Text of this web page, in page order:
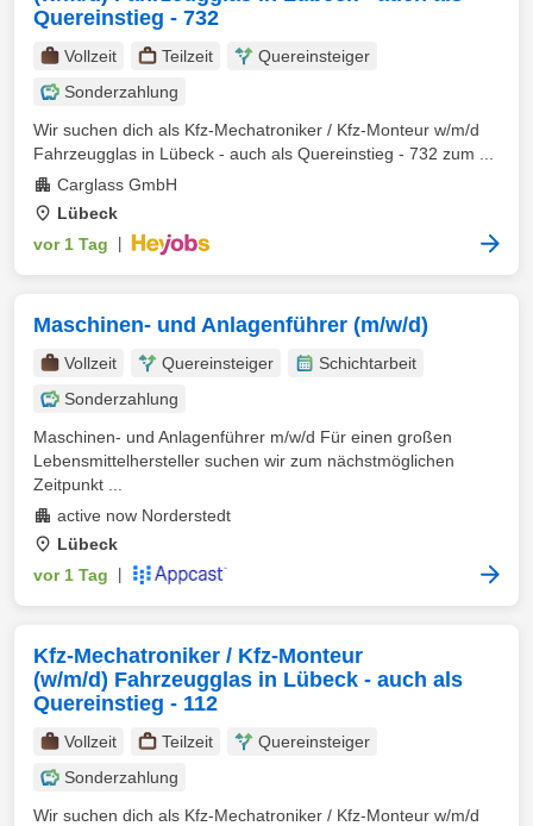
Quereinstieg - 732
Vollzeit Teilzeit
Quereinsteiger
Sonderzahlung
Wir suchen dich als Kfz-Mechatroniker / Kfz-Monteur w/m/d
Fahrzeugglas in Lübeck - auch als Quereinstieg - 732 zum ...
Carglass GmbH
Lübeck
vor 1 Tag
Maschinen- und Anlagenführer (m/w/d)
Vollzeit Quereinsteiger
Schichtarbeit
Sonderzahlung
Maschinen- und Anlagenführer m/w/d Für einen großen
Lebensmittelhersteller suchen wir zum nächstmöglichen
Zeitpunkt ...
active now Norderstedt
Lübeck
vor 1 Tag
Kfz-Mechatroniker / Kfz-Monteur
(w/m/d) Fahrzeugglas in Lübeck - auch als
Quereinstieg - 112
Vollzeit Teilzeit
Quereinsteiger
Sonderzahlung
Wir suchen dich als Kfz-Mechatroniker / Kfz-Monteur w/m/d